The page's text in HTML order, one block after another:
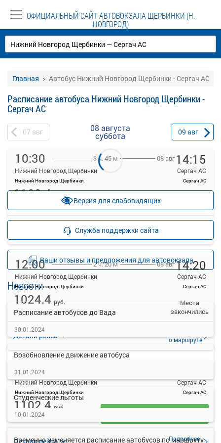
ОФИЦИАЛЬНЫЙ САЙТ АВТОВОКЗАЛА ЩЕРБИНКИ (Н.
НОВГОРОД)
Главная Автобус Нижний Новгород Щербинки - Сергач АС
Расписание автобуса Нижний Новгород Щербинки -
Сергач АС
07 авг 08 августа
суббота 09 авг
10:30
Нижний Новгород Щербинки
Нижний Новгород Щербинки
3 ч. 45 м 08 авг 14:15
Сергач АС
Сергач АС
1102.4 руб.
12:00
Нижний Новгород Щербинки
Нижний Новгород Щербинки
2 ч. 20 м 08 авг14:20
Сергач АС
Сергач АС
Детали рейса
о маршруте
1024.4 руб.
Места
закончились
14:10
Нижний Новгород Щербинки
Нижний Новгород Щербинки
Сергач АС
Сергач АС
Подробнее
1102.4 руб.
11 свободных мест
Версия для слабовидящих
Служба поддержки сайта
Ваши отзывы и предложения для автовокзала
Новости
Расписание автобусов до Вада
30.01.2024
Возобновление движение автобуса
31.01.2024
Студенческие льготы
10.01.2024
Временно изменяется расписание автобусов по маршруту